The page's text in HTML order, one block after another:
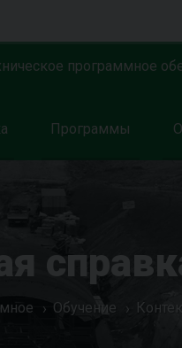
программное
Программы
Обучение